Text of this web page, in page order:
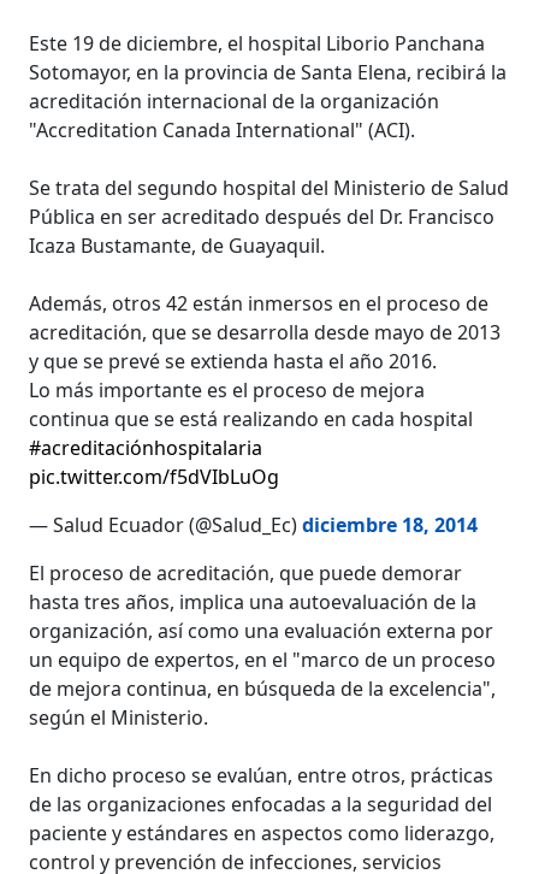
Este 19 de diciembre, el hospital Liborio Panchana
Sotomayor, en la provincia de Santa Elena, recibirá la
acreditación internacional de la organización
"Accreditation Canada International" (ACI).
Se trata del segundo hospital del Ministerio de Salud
Pública en ser acreditado después del Dr. Francisco
Icaza Bustamante, de Guayaquil.
Además, otros 42 están inmersos en el proceso de
acreditación, que se desarrolla desde mayo de 2013
y que se prevé se extienda hasta el año 2016.
Lo más importante es el proceso de mejora
continua que se está realizando en cada hospital
#acreditaciónhospitalaria
pic.twitter.com/f5dVIbLuOg
— Salud Ecuador (@Salud_Ec)diciembre 18, 2014
El proceso de acreditación, que puede demorar
hasta tres años, implica una autoevaluación de la
organización, así como una evaluación externa por
un equipo de expertos, en el "marco de un proceso
de mejora continua, en búsqueda de la excelencia",
según el Ministerio.
En dicho proceso se evalúan, entre otros, prácticas
de las organizaciones enfocadas a la seguridad del
paciente y estándares en aspectos como liderazgo,
control y prevención de infecciones, servicios